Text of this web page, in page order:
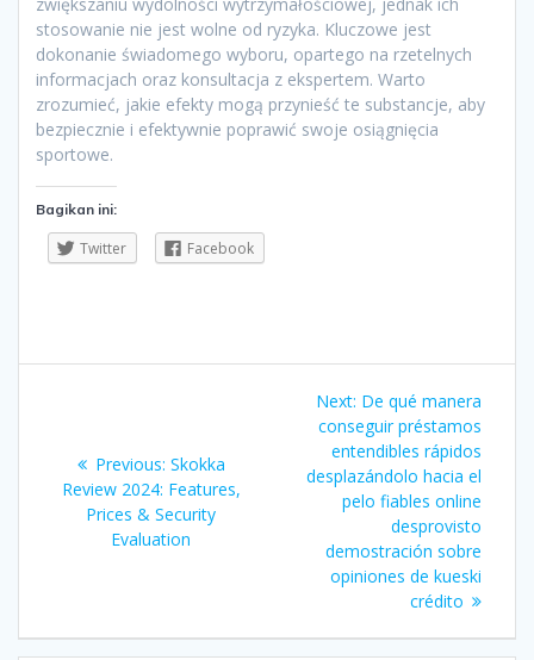
stosowanie nie jest wolne od ryzyka. Kluczowe jest
dokonanie świadomego wyboru, opartego na rzetelnych
informacjach oraz konsultacja z ekspertem. Warto
zrozumieć, jakie efekty mogą przynieść te substancje, aby
bezpiecznie i efektywnie poprawić swoje osiągnięcia
sportowe.
Bagikan ini:
Twitter Facebook
Previous: Previous
post:
Skokka
Review 2024: Features,
Prices & Security
Evaluation
Next: Next
post:
De qué manera
conseguir préstamos
entendibles rápidos
desplazándolo hacia el
pelo fiables online
desprovisto
demostración sobre
opiniones de kueski
crédito